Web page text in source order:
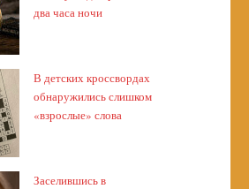
два часа ночи
В детских кроссвордах
обнаружились слишком
«взрослые» слова
Заселившись в